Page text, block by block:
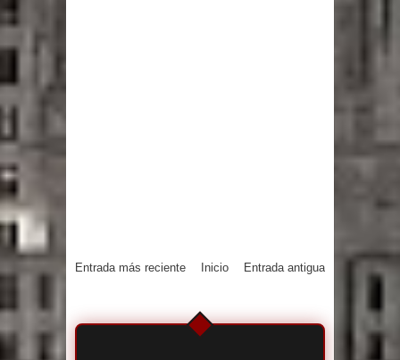
Entrada más reciente Entrada antigua
Inicio